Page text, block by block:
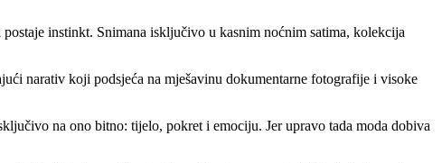
instinkt. Snimana isključivo u kasnim noćnim satima, kolekcija
narativ koji podsjeća na mješavinu dokumentarne fotografije i visoke
na ono bitno: tijelo, pokret i emociju. Jer upravo tada moda dobiva